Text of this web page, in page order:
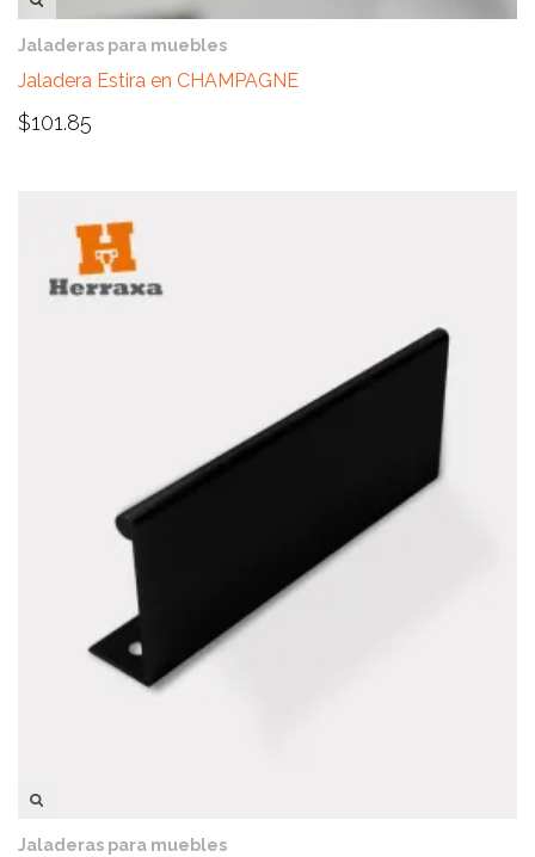
Jaladeras para muebles
Jaladera Estira en CHAMPAGNE
$101.85
Jaladeras para muebles